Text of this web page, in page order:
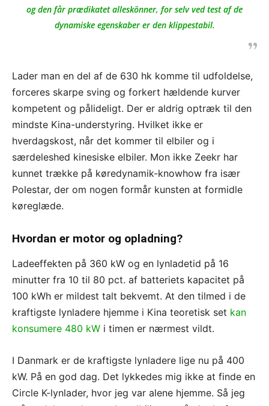
og den får prædikatet alleskönner, for selv ved test af de
dynamiske egenskaber er den klippestabil.
Lader man en del af de 630 hk komme til udfoldelse,
forceres skarpe sving og forkert hældende kurver
kompetent og pålideligt. Der er aldrig optræk til den
mindste Kina-understyring. Hvilket ikke er
hverdagskost, når det kommer til elbiler og i
særdeleshed kinesiske elbiler. Mon ikke Zeekr har
kunnet trække på køredynamik-knowhow fra især
Polestar, der om nogen formår kunsten at formidle
køreglæde.
Hvordan er motor og opladning?
Ladeeffekten på 360 kW og en lynladetid på 16
minutter fra 10 til 80 pct. af batteriets kapacitet på
100 kWh er mildest talt bekvemt. At den tilmed i de
kraftigste lynladere hjemme i Kina teoretisk set kan
konsumere 480 kW i timen er nærmest vildt.
I Danmark er de kraftigste lynladere lige nu på 400
kW. På en god dag. Det lykkedes mig ikke at finde en
Circle K-lynlader, hvor jeg var alene hjemme. Så jeg